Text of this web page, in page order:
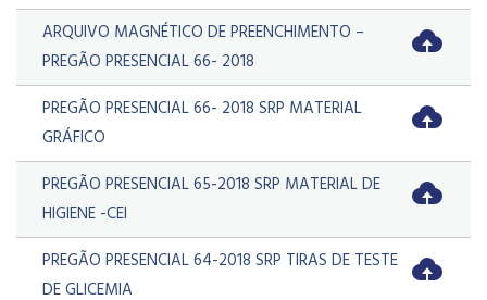
ARQUIVO MAGNÉTICO DE PREENCHIMENTO –
PREGÃO PRESENCIAL 66- 2018
PREGÃO PRESENCIAL 66- 2018 SRP MATERIAL
GRÁFICO
PREGÃO PRESENCIAL 65-2018 SRP MATERIAL DE
HIGIENE -CEI
PREGÃO PRESENCIAL 64-2018 SRP TIRAS DE TESTE
DE GLICEMIA